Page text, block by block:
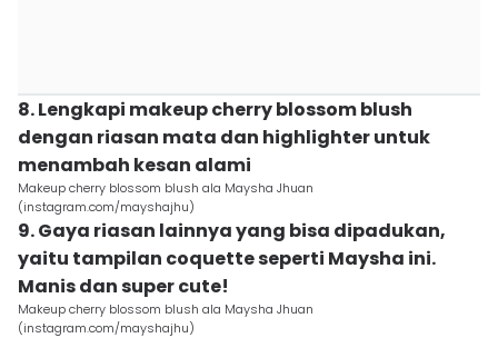
8. Lengkapi makeup cherry blossom blush
dengan riasan mata dan highlighter untuk
menambah kesan alami
Makeup cherry blossom blush ala Maysha Jhuan
(instagram.com/mayshajhu)
9. Gaya riasan lainnya yang bisa dipadukan,
yaitu tampilan coquette seperti Maysha ini.
Manis dan super cute!
Makeup cherry blossom blush ala Maysha Jhuan
(instagram.com/mayshajhu)